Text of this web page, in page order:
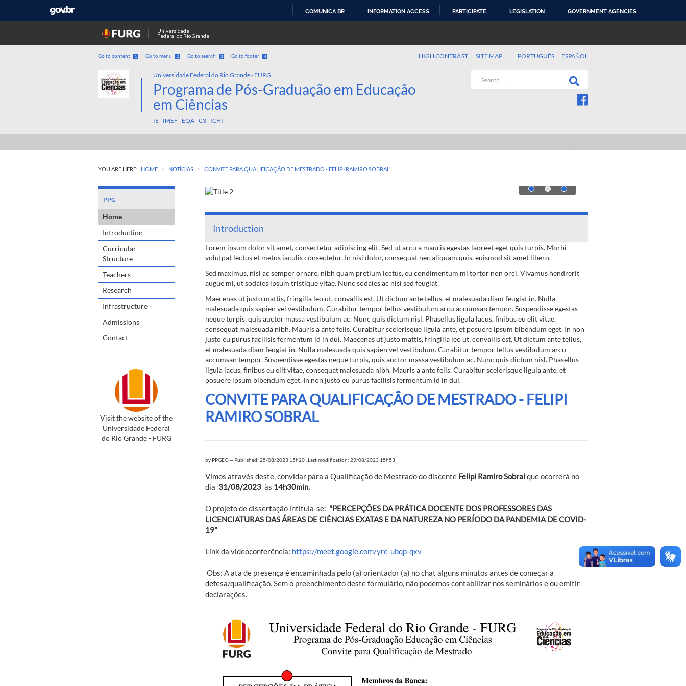
COMUNICA BR INFORMATION ACCESS PARTICIPATE LEGISLATION GOVERNMENT AGENCIES
Universidade
Federal do Rio Grande
Go to content 1 Go to menu 2 Go to search 3 Go to footer 4 PORTUGUÊS ESPAÑOL
HIGH CONTRAST SITE MAP
Universidade Federal do Rio Grande - FURG
Programa de Pós-Graduação em Educação
em Ciências
IE - IMEF - EQA - C3 - ICHI
YOU ARE HERE: HOME > NOTÍCIAS > CONVITE PARA QUALIFICAÇÂO DE MESTRADO - FELIPI RAMIRO SOBRAL
PPG
Home
Introduction
Curricular
Structure
Teachers
Research
Infrastructure
Admissions
Contact
Visit the website of the
Universidade Federal
do Rio Grande - FURG
Introduction
Lorem ipsum dolor sit amet, consectetur adipiscing elit. Sed ut arcu a mauris egestas laoreet eget quis turpis. Morbi
volutpat lectus et metus iaculis consectetur. In nisi dolor, consequat nec aliquam quis, euismod sit amet libero.
Sed maximus, nisl ac semper ornare, nibh quam pretium lectus, eu condimentum mi tortor non orci. Vivamus hendrerit
augue mi, ut sodales ipsum tristique vitae. Nunc sodales ac nisi sed feugiat.
Maecenas ut justo mattis, fringilla leo ut, convallis est. Ut dictum ante tellus, et malesuada diam feugiat in. Nulla
malesuada quis sapien vel vestibulum. Curabitur tempor tellus vestibulum arcu accumsan tempor. Suspendisse egestas
neque turpis, quis auctor massa vestibulum ac. Nunc quis dictum nisl. Phasellus ligula lacus, finibus eu elit vitae,
consequat malesuada nibh. Mauris a ante felis. Curabitur scelerisque ligula ante, et posuere ipsum bibendum eget. In non
justo eu purus facilisis fermentum id in dui. Maecenas ut justo mattis, fringilla leo ut, convallis est. Ut dictum ante tellus,
et malesuada diam feugiat in. Nulla malesuada quis sapien vel vestibulum. Curabitur tempor tellus vestibulum arcu
accumsan tempor. Suspendisse egestas neque turpis, quis auctor massa vestibulum ac. Nunc quis dictum nisl. Phasellus
ligula lacus, finibus eu elit vitae, consequat malesuada nibh. Mauris a ante felis. Curabitur scelerisque ligula ante, et
posuere ipsum bibendum eget. In non justo eu purus facilisis fermentum id in dui.
CONVITE PARA QUALIFICAÇÂO DE MESTRADO - FELIPI
RAMIRO SOBRAL
by PPGEC— Published: 25/08/2023 15h20 Last modification: 29/08/2023 15h53
Vimos através deste, convidar para a Qualificação de Mestrado do discente Felipi Ramiro Sobralque ocorrerá no
dia 31/08/2023 às 14h30min.
O projeto de dissertação intitula-se: "PERCEPÇÕES DA PRÁTICA DOCENTE DOS PROFESSORES DAS
LICENCIATURAS DAS ÁREAS DE CIÊNCIAS EXATAS E DA NATUREZA NO PERÍODO DA PANDEMIA DE COVID-
19"
Link da videoconferência: https://meet.google.com/yre-ubqp-qxv
Obs: A ata de presença é encaminhada pelo (a) orientador (a) no chat alguns minutos antes de começar a
defesa/qualificação. Sem o preenchimento deste formulário, não podemos contabilizar nos seminários e ou emitir
declarações.